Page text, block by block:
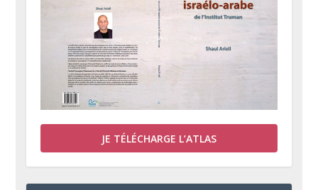
JE TÉLÉCHARGE L’ATLAS